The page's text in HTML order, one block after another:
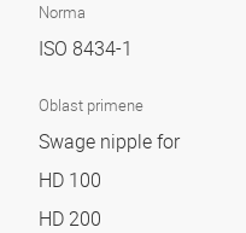
Norma
ISO 8434-1
Oblast primene
Swage nipple for
HD 100
HD 200